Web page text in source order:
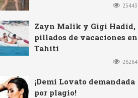
25443
Zayn Malik y Gigi Hadid,
pillados de vacaciones en
Tahiti
26264
¡Demi Lovato demandada
por plagio!